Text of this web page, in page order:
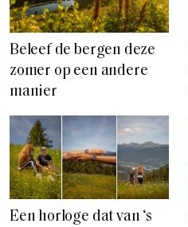
Beleef de bergen deze
zomer op een andere
manier
Een horloge dat van ‘s